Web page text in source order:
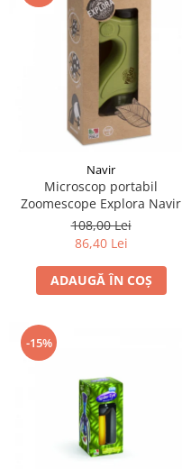
LEGO Art
LEGO Creator Expert
LEGO Architecture
LEGO Ideas
LEGO Speed Champions
Navir
Microscop portabil
Zoomescope Explora Navir
108,00 Lei
86,40 Lei
ADAUGĂ ÎN COȘ
-15%